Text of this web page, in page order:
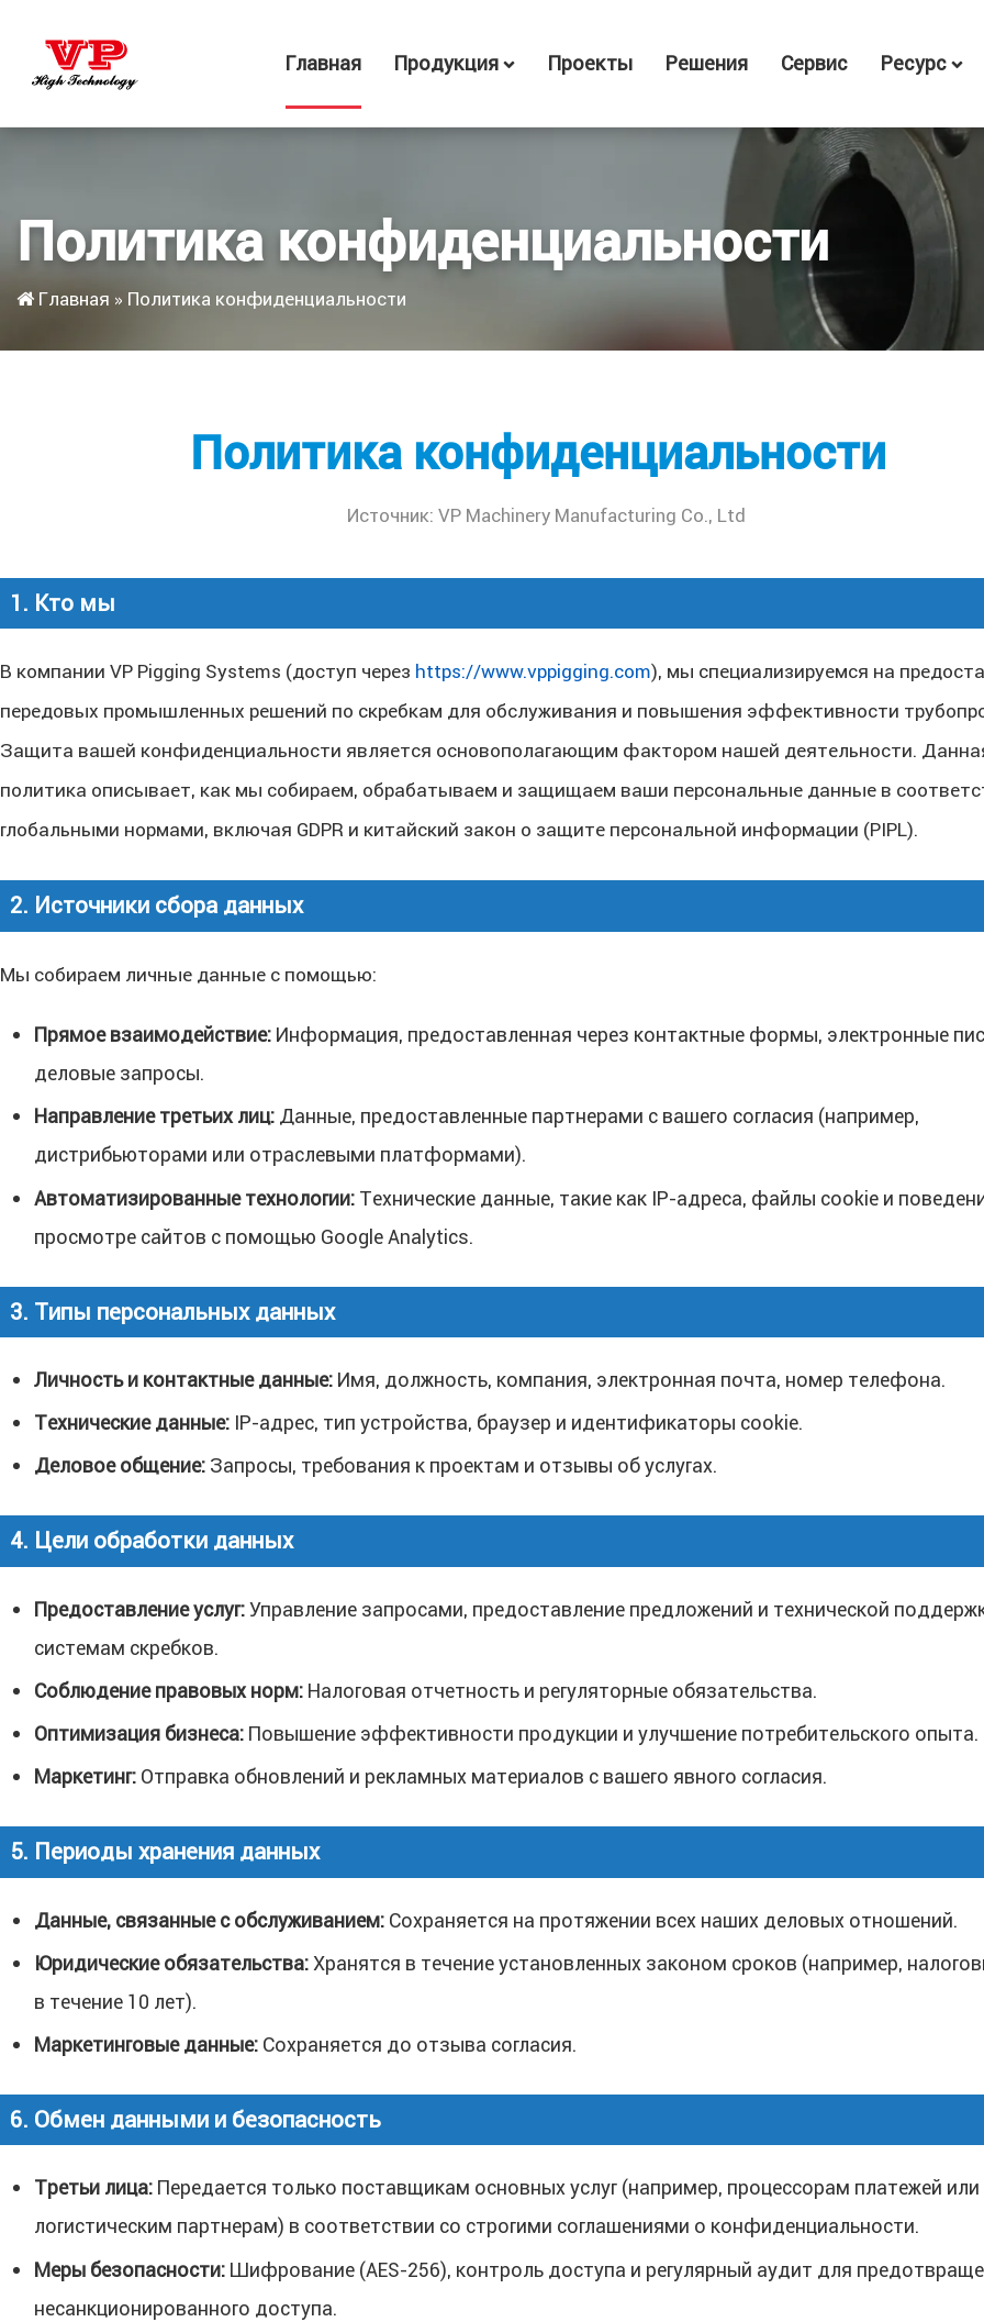
Главная Продукция Проекты Решения Сервис Ресурс
Политика конфиденциальности
Главная » Политика конфиденциальности
Политика конфиденциальности
Источник: VP Machinery Manufacturing Co., Ltd
1. Кто мы
В компании VP Pigging Systems (доступ через https://www.vppigging.com), мы специализируемся на
передовых промышленных решений по скребкам для обслуживания и повышения эффективности
Защита вашей конфиденциальности является основополагающим фактором нашей деятельности.
политика описывает, как мы собираем, обрабатываем и защищаем ваши персональные данные в
глобальными нормами, включая GDPR и китайский закон о защите персональной информации (PIPL).
2. Источники сбора данных
Мы собираем личные данные с помощью:
Прямое взаимодействие: Информация, предоставленная через контактные формы, электронные
деловые запросы.
Направление третьих лиц:Данные, предоставленные партнерами с вашего согласия (например,
дистрибьюторами или отраслевыми платформами).
Автоматизированные технологии:Технические данные, такие как IP-адреса, файлы cookie и
просмотре сайтов с помощью Google Analytics.
3. Типы персональных данных
Личность и контактные данные:Имя, должность, компания, электронная почта, номер телефона.
Технические данные:IP-адрес, тип устройства, браузер и идентификаторы cookie.
Деловое общение:Запросы, требования к проектам и отзывы об услугах.
4. Цели обработки данных
Предоставление услуг:Управление запросами, предоставление предложений и технической
системам скребков.
Соблюдение правовых норм:Налоговая отчетность и регуляторные обязательства.
Оптимизация бизнеса:Повышение эффективности продукции и улучшение потребительского опыта.
Маркетинг:Отправка обновлений и рекламных материалов с вашего явного согласия.
5. Периоды хранения данных
Данные, связанные с обслуживанием:Сохраняется на протяжении всех наших деловых отношений.
Юридические обязательства:Хранятся в течение установленных законом сроков (например,
в течение 10 лет).
Маркетинговые данные:Сохраняется до отзыва согласия.
6. Обмен данными и безопасность
Третьи лица:Передается только поставщикам основных услуг (например, процессорам платежей или
логистическим партнерам) в соответствии со строгими соглашениями о конфиденциальности.
Меры безопасности:Шифрование (AES-256), контроль доступа и регулярный аудит для
несанкционированного доступа.